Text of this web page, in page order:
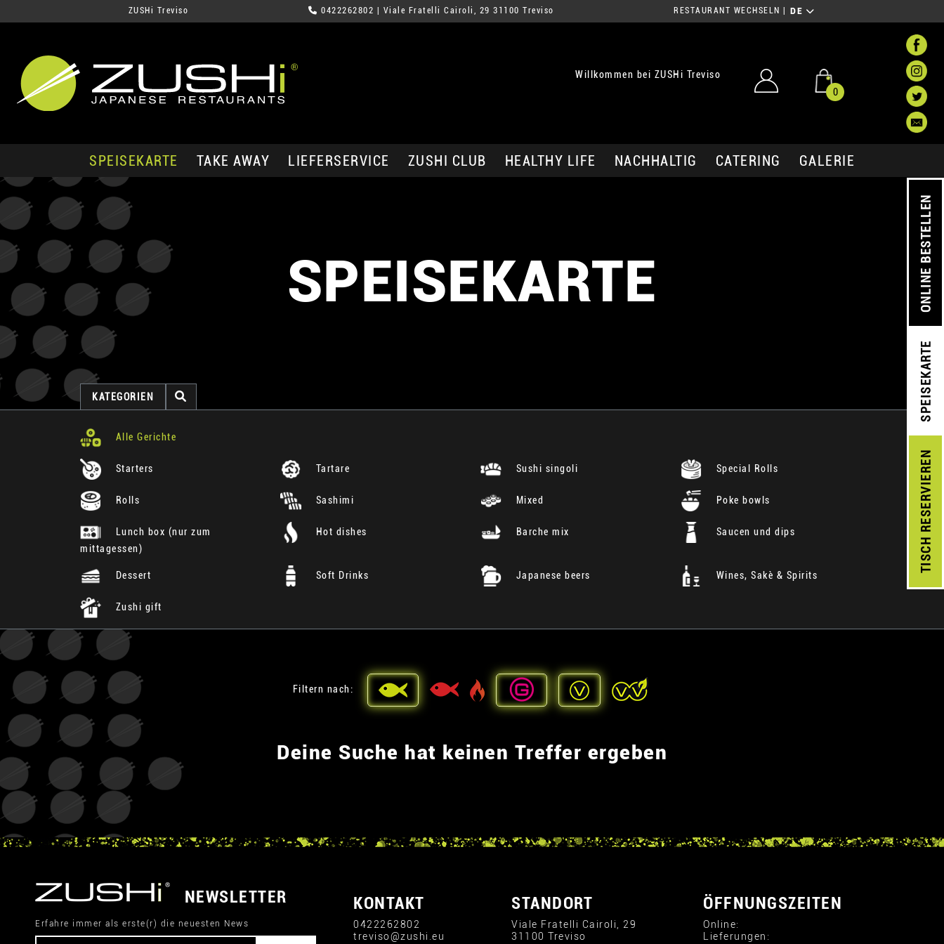
ZUSHi Treviso 0422262802 | Viale Fratelli Cairoli, 29 31100 Treviso RESTAURANT WECHSELN DE
Willkommen bei ZUSHi Treviso
0
SPEISEKARTE TAKE AWAY LIEFERSERVICE ZUSHI CLUB HEALTHY LIFE NACHHALTIG CATERING GALERIE
TISCH
RESERVIEREN
SPEISEKARTE
ONLINE BESTELLEN
SPEISEKARTE
KATEGORIEN
Alle Gerichte
Starters Tartare Sushi singoli Special Rolls
Rolls Sashimi Mixed Poke bowls
Lunch box (nur zum
mittagessen)
Hot dishes Barche mix Saucen und dips
Dessert Soft Drinks Japanese beers Wines, Sakè & Spirits
Zushi gift
Filtern nach:
Deine Suche hat keinen Treffer ergeben
NEWSLETTER
Erfahre immer als erste(r) die neuesten News
KONTAKT
0422262802
treviso@zushi.eu
STANDORT
Viale Fratelli Cairoli, 29
31100 Treviso
ÖFFNUNGSZEITEN
Online:
Lieferungen: